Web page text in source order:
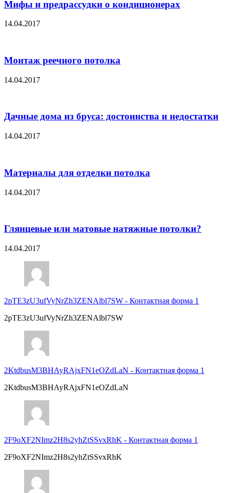
Мифы и предрассудки о кондиционерах
14.04.2017
Монтаж реечного потолка
14.04.2017
Дачные дома из бруса: достоинства и недостатки
14.04.2017
Материалы для отделки потолка
14.04.2017
Глянцевые или матовые натяжные потолки?
14.04.2017
2pTE3zU3ufVyNrZh3ZENAlbl7SW - Контактная форма 1
2pTE3zU3ufVyNrZh3ZENAlbl7SW
2KtdbusM3BHAyRAjxFN1eOZdLaN - Контактная форма 1
2KtdbusM3BHAyRAjxFN1eOZdLaN
2F9oXF2NImz2H8s2yhZtSSvxRhK - Контактная форма 1
2F9oXF2NImz2H8s2yhZtSSvxRhK